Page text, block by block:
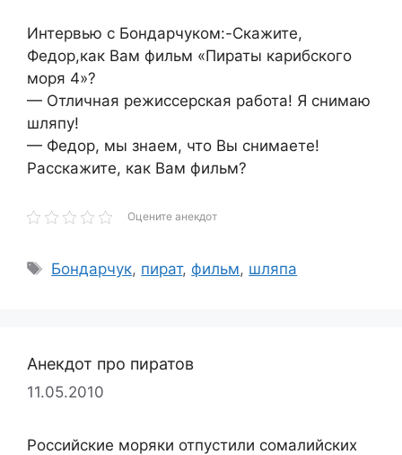
Интервью с Бондарчуком:-Скажите,
Федор,как Вам фильм «Пираты карибского
моря 4»?
— Отличная режиссерская работа! Я снимаю
шляпу!
— Федор, мы знаем, что Вы снимаете!
Расскажите, как Вам фильм?
Оцените анекдот
Метки
Бондарчук, пират, фильм, шляпа
Анекдот про пиратов
11.05.2010
Российские моряки отпустили сомалийских